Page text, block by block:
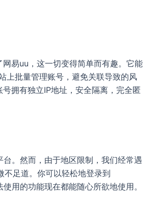
易uu，这一切变得简单而有趣。它能
批量管理账号，避免关联导致的风
拥有独立IP地址，安全隔离，完全匿
。然而，由于地区限制，我们经常遇
不足道。你可以轻松地登录到
用的功能现在都能随心所欲地使用。